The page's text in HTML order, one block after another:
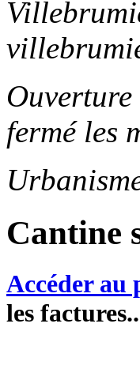
fermé les
Cantine
Accéder
les